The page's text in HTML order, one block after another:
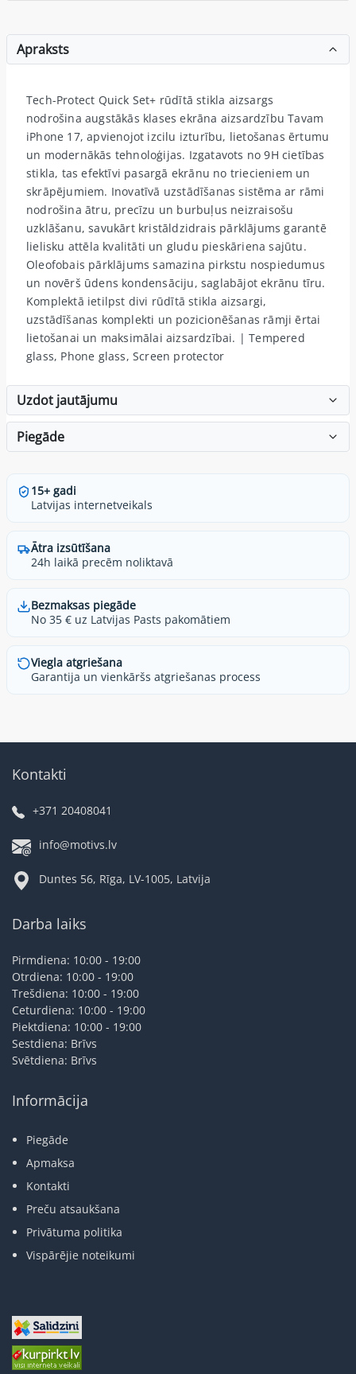
Apraksts
Tech-Protect Quick Set+ rūdītā stikla aizsargs
nodrošina augstākās klases ekrāna aizsardzību Tavam
iPhone 17, apvienojot izcilu izturību, lietošanas ērtumu
un modernākās tehnoloģijas. Izgatavots no 9H cietības
stikla, tas efektīvi pasargā ekrānu no triecieniem un
skrāpējumiem. Inovatīvā uzstādīšanas sistēma ar rāmi
nodrošina ātru, precīzu un burbuļus neizraisošu
uzklāšanu, savukārt kristāldzidrais pārklājums garantē
lielisku attēla kvalitāti un gludu pieskāriena sajūtu.
Oleofobais pārklājums samazina pirkstu nospiedumus
un novērš ūdens kondensāciju, saglabājot ekrānu tīru.
Komplektā ietilpst divi rūdītā stikla aizsargi,
uzstādīšanas komplekti un pozicionēšanas rāmji ērtai
lietošanai un maksimālai aizsardzībai. | Tempered
glass, Phone glass, Screen protector
Uzdot jautājumu
Piegāde
15+ gadi
Latvijas internetveikals
Ātra izsūtīšana
24h laikā precēm noliktavā
Bezmaksas piegāde
No 35 € uz Latvijas Pasts pakomātiem
Viegla atgriešana
Garantija un vienkāršs atgriešanas process
Kontakti
+371 20408041
info@motivs.lv
Duntes 56, Rīga, LV-1005, Latvija
Darba laiks
Pirmdiena: 10:00 - 19:00
Otrdiena: 10:00 - 19:00
Trešdiena: 10:00 - 19:00
Ceturdiena: 10:00 - 19:00
Piektdiena: 10:00 - 19:00
Sestdiena: Brīvs
Svētdiena: Brīvs
Informācija
Piegāde
Apmaksa
Kontakti
Preču atsaukšana
Privātuma politika
Vispārējie noteikumi